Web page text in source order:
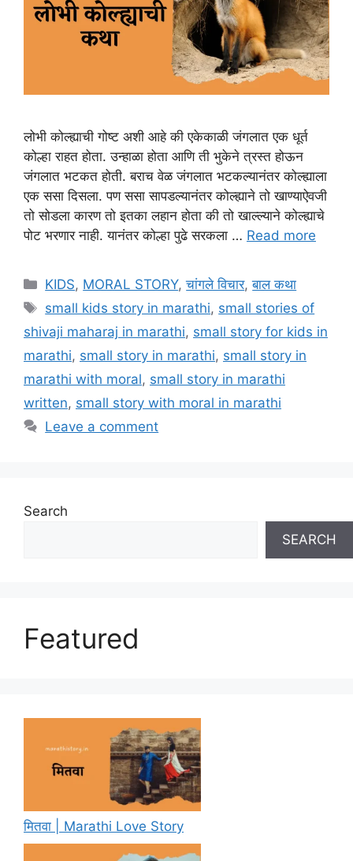
लोभी कोल्ह्याची गोष्ट अशी आहे की एकेकाळी जंगलात एक धूर्त
कोल्हा राहत होता. उन्हाळा होता आणि ती भुकेने त्रस्त होऊन
जंगलात भटकत होती. बराच वेळ जंगलात भटकल्यानंतर कोल्ह्याला
एक ससा दिसला. पण ससा सापडल्यानंतर कोल्ह्याने तो खाण्याऐवजी
तो सोडला कारण तो इतका लहान होता की तो खाल्ल्याने कोल्ह्याचे
पोट भरणार नाही. यानंतर कोल्हा पुढे सरकला … Read more
Categories
KIDS, MORAL STORY,चांगले विचार,बाल कथा
Tags
small kids story in marathi, small stories of
shivaji maharaj in marathi, small story for kids in
marathi, small story in marathi, small story in
marathi with moral, small story in marathi
written, small story with moral in marathi
Leave a comment
Search
SEARCH
Featured
मितवा | Marathi Love Story